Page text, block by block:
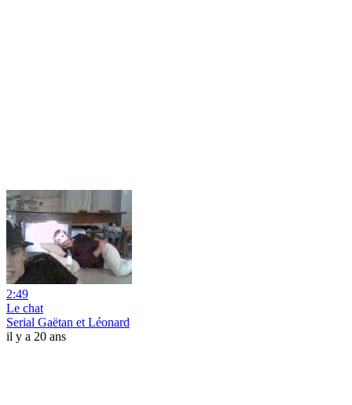
2:49
Le chat
Serial Gaëtan et Léonard
il y a 20 ans